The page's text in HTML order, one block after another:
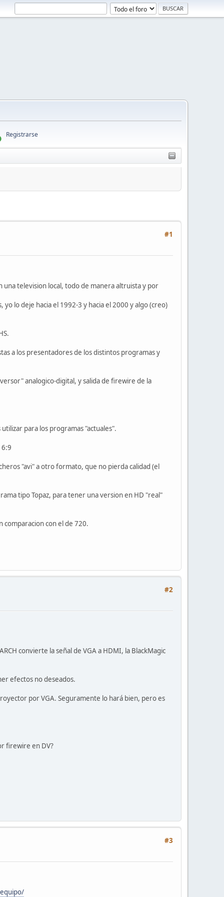
Registrarse
#1
una television local, todo de manera altruista y por
lo deje hacia el 1992-3 y hacia el 2000 y algo (creo)
a los presentadores de los distintos programas y
analogico-digital, y salida de firewire de la
para los programas "actuales".
"avi" a otro formato, que no pierda calidad (el
tipo Topaz, para tener una version en HD "real"
comparacion con el de 720.
#2
convierte la señal de VGA a HDMI, la BlackMagic
efectos no deseados.
por VGA. Seguramente lo hará bien, pero es
firewire en DV?
#3